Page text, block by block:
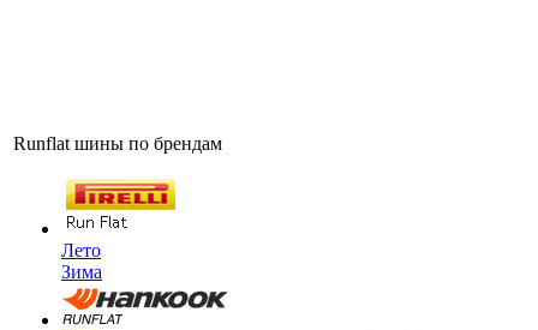
Runflat шины по брендам
Лето
Зима